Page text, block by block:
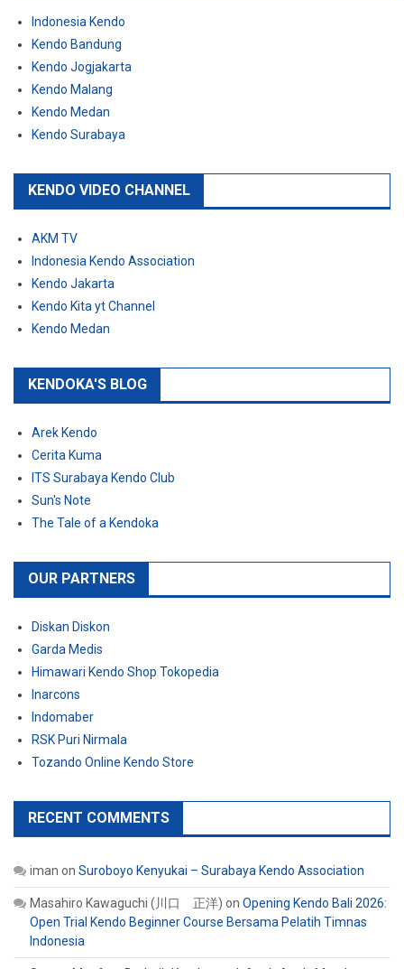
Indonesia Kendo
Kendo Bandung
Kendo Jogjakarta
Kendo Malang
Kendo Medan
Kendo Surabaya
KENDO VIDEO CHANNEL
AKM TV
Indonesia Kendo Association
Kendo Jakarta
Kendo Kita yt Channel
Kendo Medan
KENDOKA'S BLOG
Arek Kendo
Cerita Kuma
ITS Surabaya Kendo Club
Sun's Note
The Tale of a Kendoka
OUR PARTNERS
Diskan Diskon
Garda Medis
Himawari Kendo Shop Tokopedia
Inarcons
Indomaber
RSK Puri Nirmala
Tozando Online Kendo Store
RECENT COMMENTS
iman on Suroboyo Kenyukai – Surabaya Kendo Association
Masahiro Kawaguchi (川口 正洋) on Opening Kendo Bali 2026:
Open Trial Kendo Beginner Course Bersama Pelatih Timnas
Indonesia